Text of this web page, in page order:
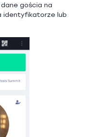
gościa na
identyfikatorze lub